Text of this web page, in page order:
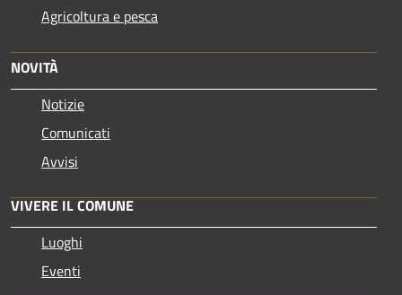
Agricoltura e pesca
NOVITÀ
Notizie
Comunicati
Avvisi
VIVERE IL COMUNE
Luoghi
Eventi